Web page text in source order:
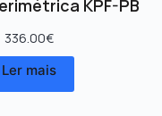
KPF-PB
336.00€
Ler mais